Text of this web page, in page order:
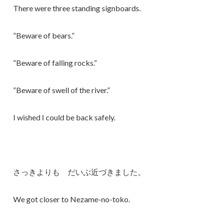
There were three standing signboards.
“Beware of bears.”
“Beware of falling rocks.”
“Beware of swell of the river.”
I wished I could be back safely.
さっきよりも だいぶ近づきました。
We got closer to Nezame-no-toko.